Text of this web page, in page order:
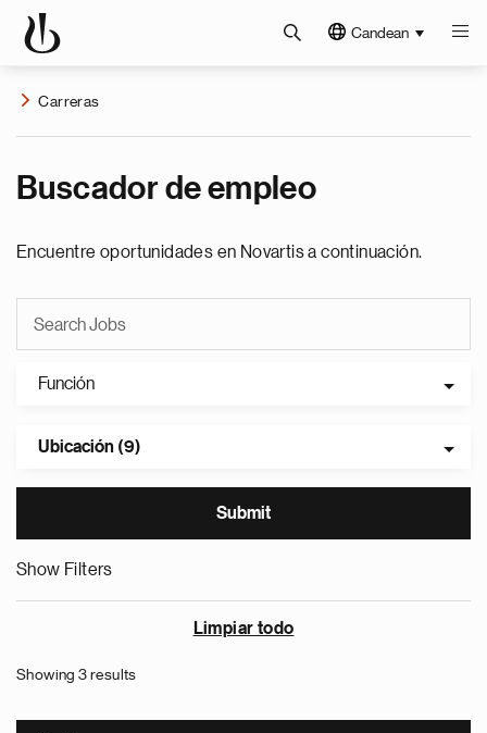
Candean
Carreras
Buscador de empleo
Encuentre oportunidades en Novartis a continuación.
Función
Ubicación (9)
Show Filters
Limpiar todo
Showing 3 results